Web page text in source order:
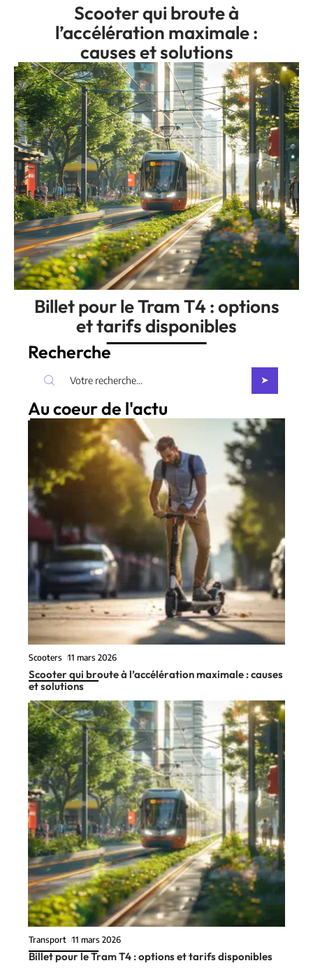
Scooter qui broute à
l’accélération maximale :
causes et solutions
Billet pour le Tram T4 : options
et tarifs disponibles
Recherche
Au coeur de l'actu
Scooters 11 mars 2026
Scooter qui broute à l’accélération maximale : causes
et solutions
Transport 11 mars 2026
Billet pour le Tram T4 : options et tarifs disponibles